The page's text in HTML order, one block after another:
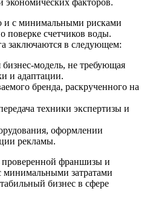
с минимальными рисками
поверке счетчиков воды.
заключаются в следующем:
бизнес-модель, не требующая
и адаптации.
бренда, раскрученного на
техники экспертизы и
оформлении
рекламы.
франшизы и
минимальными затратами
бизнес в сфере